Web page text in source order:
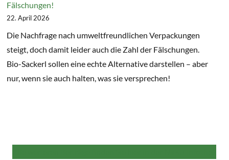
Fälschungen!
22. April 2026
Die Nachfrage nach umweltfreundlichen Verpackungen
steigt, doch damit leider auch die Zahl der Fälschungen.
Bio-Sackerl sollen eine echte Alternative darstellen – aber
nur, wenn sie auch halten, was sie versprechen!